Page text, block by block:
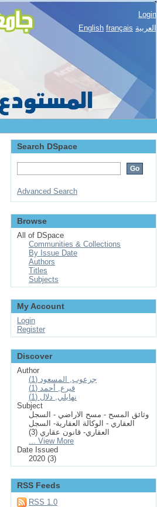
Login
English français العربية
Search DSpace
Advanced Search
Browse
All of DSpace
Communities & Collections
By Issue Date
Authors
Titles
Subjects
My Account
Login
Register
Discover
Author
جرعوب, المسعود (1)
قيرع, أحمد (1)
نهايلي, دلال (1)
Subject
وثائق المسح - مسح الاراضي - السجل
العقاري - الوكالة العقارية- السجل
العقاري- قانون عقاري (3)
... View More
Date Issued
2020 (3)
RSS Feeds
RSS 1.0